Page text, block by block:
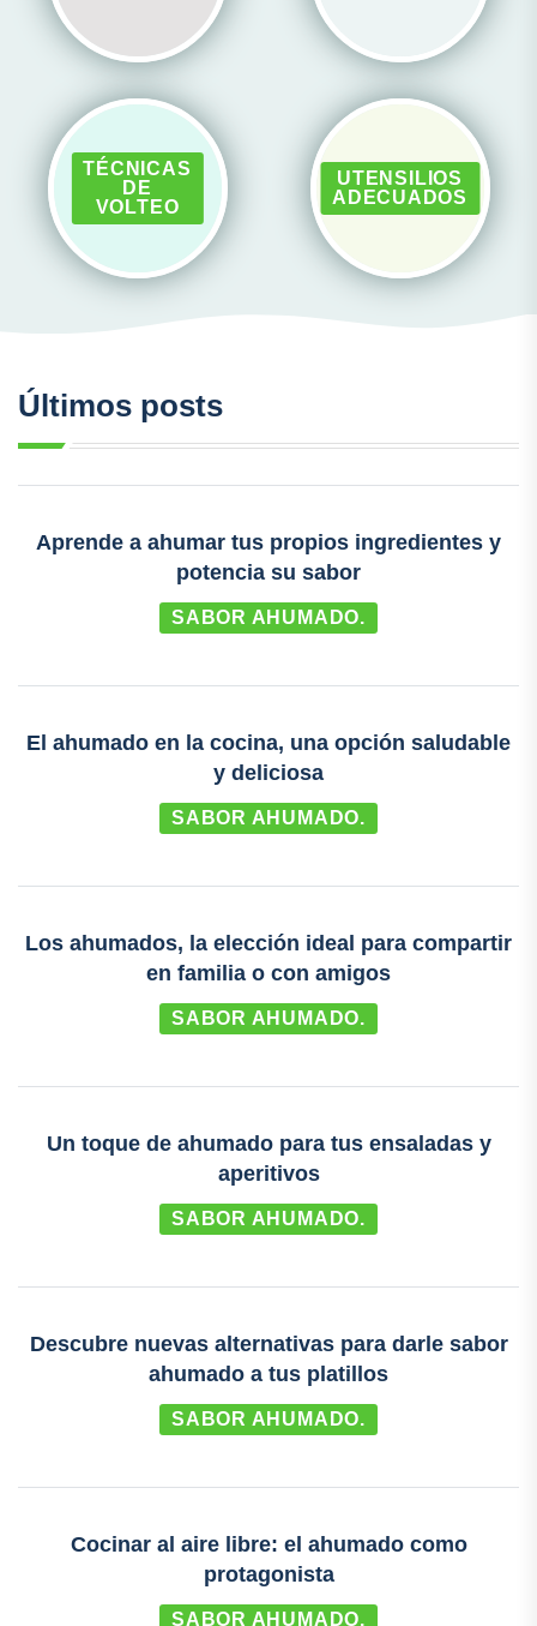
TÉCNICAS
DE
VOLTEO
UTENSILIOS
ADECUADOS
Últimos posts
Aprende a ahumar tus propios ingredientes y
potencia su sabor
SABOR AHUMADO.
El ahumado en la cocina, una opción saludable
y deliciosa
SABOR AHUMADO.
Los ahumados, la elección ideal para compartir
en familia o con amigos
SABOR AHUMADO.
Un toque de ahumado para tus ensaladas y
aperitivos
SABOR AHUMADO.
Descubre nuevas alternativas para darle sabor
ahumado a tus platillos
SABOR AHUMADO.
Cocinar al aire libre: el ahumado como
protagonista
SABOR AHUMADO.